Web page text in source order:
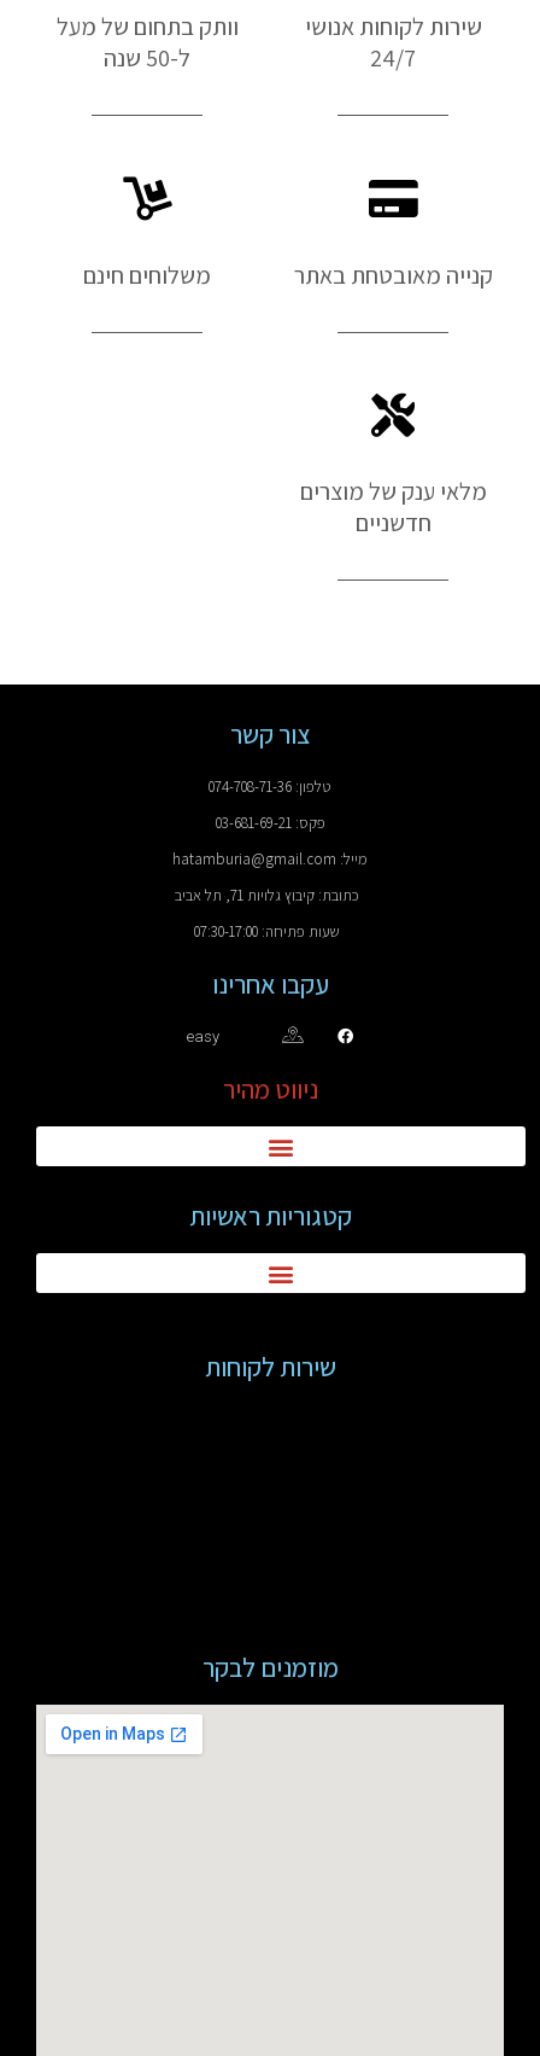
שירות לקוחות אנושי
24/7
וותק בתחום של מעל
ל-50 שנה
קנייה מאובטחת באתר משלוחים חינם
מלאי ענק של מוצרים
חדשניים
צור קשר
טלפון: 074-708-71-36
פקס: 03-681-69-21
מייל: hatamburia@gmail.com
כתובת: קיבוץ גלויות 71, תל אביב
שעות פתיחה: 07:30-17:00
עקבו אחרינו
easy
ניווט מהיר
קטגוריות ראשיות
שירות לקוחות
מוזמנים לבקר